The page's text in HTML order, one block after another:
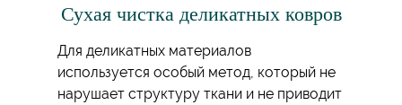
Сухая чистка деликатных ковров
Для деликатных материалов
используется особый метод, который не
нарушает структуру ткани и не приводит